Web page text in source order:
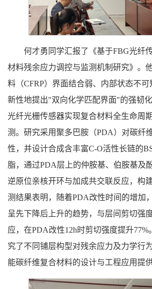
何才勇同学汇报了《基于FBG光纤
材料残余应力调控与监测机制研究》。
料（CFRP）界面结合弱、内部状态不可
新性地提出"双向化学匹配界面"的强韧
光纤光栅传感器实现复合材料全生命周
测。研究采用聚多巴胺（PDA）对碳纤
性，并设计合成含丰富C-O活性长链的
脂，通过PDA层上的仲胺基、伯胺基及
逆原位亲核开环与加成共交联反应，构
测结果表明，随着PDA改性时间的增加
呈先下降后上升的趋势，与层间剪切强
应，在PDA改性12h时剪切强度提升77%
究了不同铺层构型对残余应力及力学行
能碳纤维复合材料的设计与工程应用提